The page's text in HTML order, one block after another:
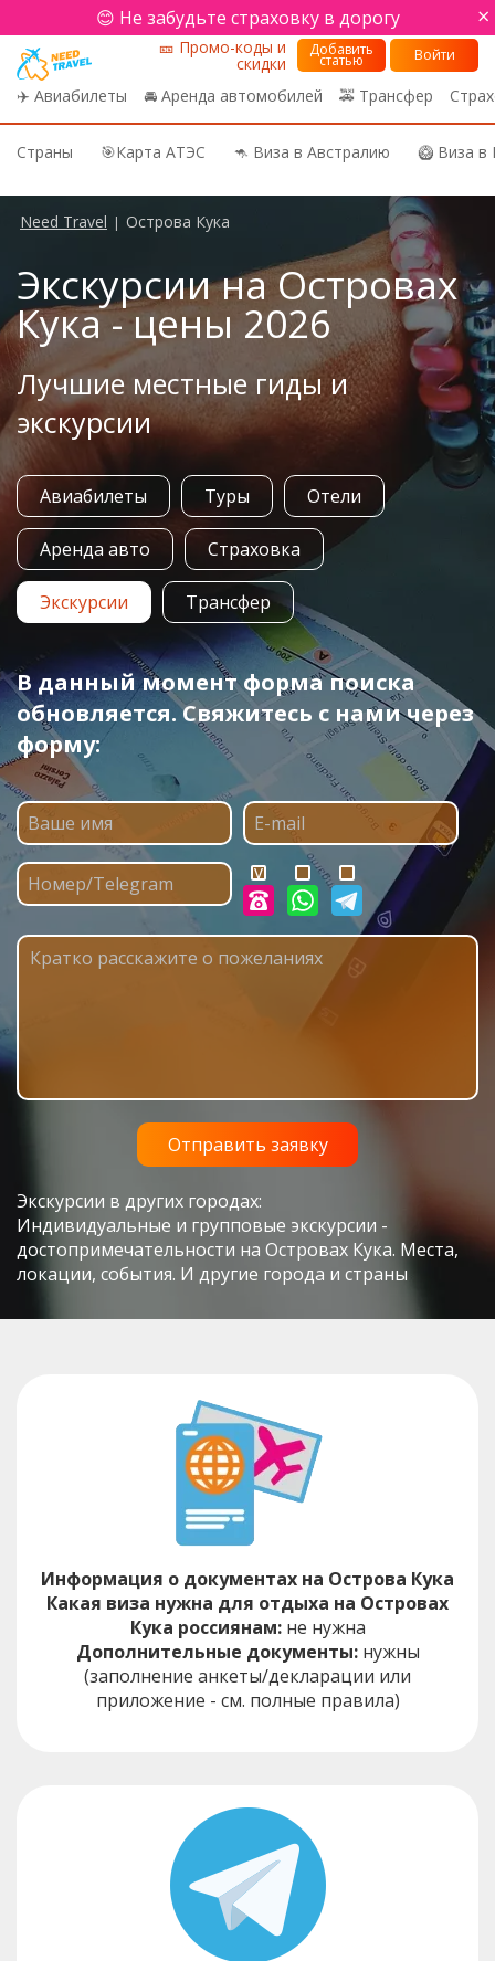
😊 Не забудьте страховку в дорогу ×
✈️ Авиабилеты 🚘 Аренда автомобилей 🚕 Трансфер
🎫 Промо-коды и
скидки
Добавить
статью Войти
Страны 🎯Карта АТЭС 🦘 Виза в Австралию 🥝 Виза
Need Travel | Острова Кука
Экскурсии на Островах
Кука - цены 2026
Лучшие местные гиды и
экскурсии
Авиабилеты Туры Отели
Аренда авто Страховка
Экскурсии Трансфер
В данный момент форма поиска
обновляется. Свяжитесь с нами через
форму:
Экскурсии в других городах:
Индивидуальные и групповые экскурсии -
достопримечательности на Островах Кука. Места,
локации, события. И другие города и страны
Информация о документах на Острова Кука
Какая виза нужна для отдыха на Островах
Кука россиянам:не нужна
Дополнительные документы:нужны
(заполнение анкеты/декларации или
приложение - см. полные правила)